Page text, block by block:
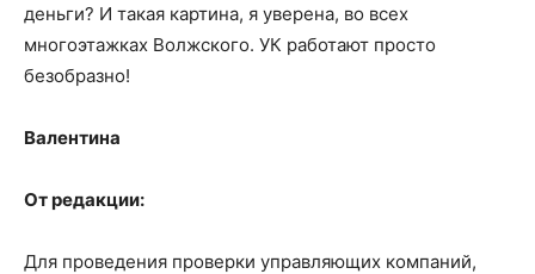
деньги? И такая картина, я уверена, во всех
многоэтажках Волжского. УК работают просто
безобразно!
Валентина
От редакции:
Для проведения проверки управляющих компаний,